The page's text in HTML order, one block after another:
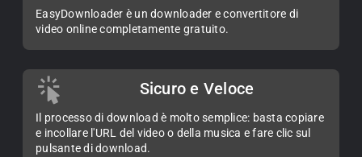
EasyDownloader è un downloader e convertitore di
video online completamente gratuito.
Sicuro e Veloce
Il processo di download è molto semplice: basta copiare
e incollare l'URL del video o della musica e fare clic sul
pulsante di download.